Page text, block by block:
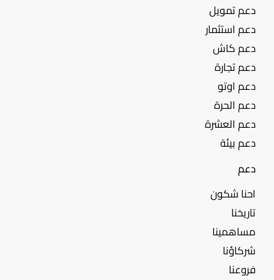
دعم تمويل
دعم استثمار
دعم كاش
دعم تجارة
دعم اوتو
دعم الحرة
دعم العشرة
دعم بيئة
دعم
احنا شكون
تاريخنا
مساهمينا
شركاؤنا
فروعنا